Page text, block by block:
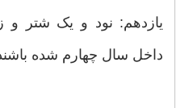
یازدهم: نود و یک شتر
داخل سال چهارم شده